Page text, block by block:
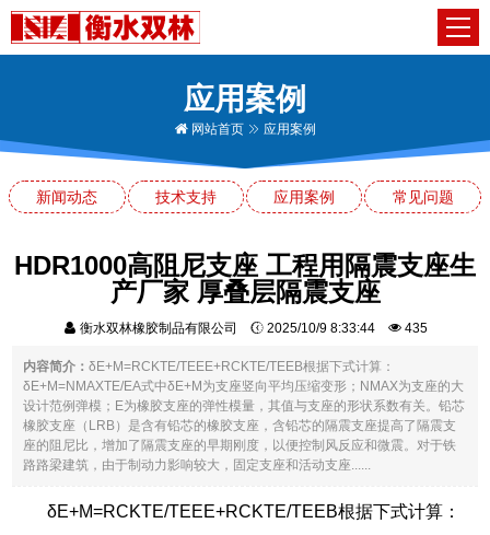
应用案例
网站首页 应用案例
新闻动态 技术支持 应用案例 常见问题
HDR1000高阻尼支座 工程用隔震支座生
产厂家 厚叠层隔震支座
衡水双林橡胶制品有限公司 2025/10/9 8:33:44 435
内容简介：δE+M=RCKTE/TEEE+RCKTE/TEEB根据下式计算：
δE+M=NMAXTE/EA式中δE+M为支座竖向平均压缩变形；NMAX为支座的大
设计范例弹模；E为橡胶支座的弹性模量，其值与支座的形状系数有关。铅芯
橡胶支座（LRB）是含有铅芯的橡胶支座，含铅芯的隔震支座提高了隔震支
座的阻尼比，增加了隔震支座的早期刚度，以便控制风反应和微震。对于铁
路路梁建筑，由于制动力影响较大，固定支座和活动支座......
δE+M=RCKTE/TEEE+RCKTE/TEEB根据下式计算：